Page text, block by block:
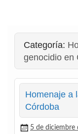
Categoría:
genocidio en
Homenaje a
Córdoba
5 de diciembre